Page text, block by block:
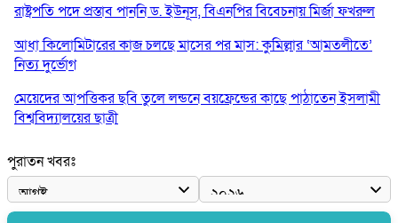
রাষ্ট্রপতি পদে প্রস্তাব পাননি ড. ইউনূস, বিএনপির বিবেচনায় মির্জা ফখরুল
আধা কিলোমিটারের কাজ চলছে মাসের পর মাস: কুমিল্লার ‘আমতলীতে’
নিত্য দুর্ভোগ
মেয়েদের আপত্তিকর ছবি তুলে লন্ডনে বয়ফ্রেন্ডের কাছে পাঠাতেন ইসলামী
বিশ্ববিদ্যালয়ের ছাত্রী
পুলিশকে পিটিয়ে রক্তাক্ত করেছি এ দৃশ্য কি আপনারা দেখেননি: এনসিপি
নেতা
পাঁচ দেশি মাছে মিলল মাইক্রোপ্লাস্টিক, সবচেয়ে বেশি কই মাছে
পুরাতন খবরঃ